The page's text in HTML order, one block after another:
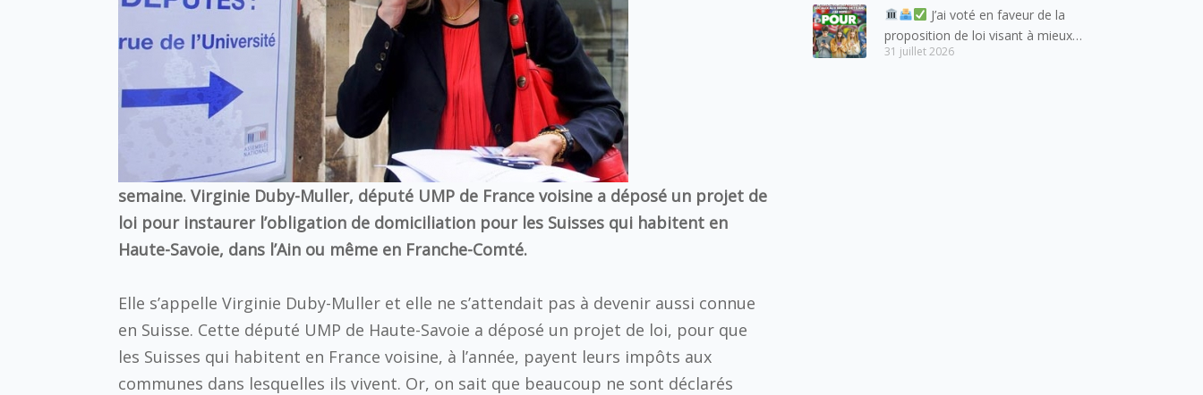
semaine. Virginie Duby-Muller, député UMP de France voisine a déposé un projet de
loi pour instaurer l’obligation de domiciliation pour les Suisses qui habitent en
Haute-Savoie, dans l’Ain ou même en Franche-Comté.
Elle s’appelle Virginie Duby-Muller et elle ne s’attendait pas à devenir aussi connue
en Suisse. Cette député UMP de Haute-Savoie a déposé un projet de loi, pour que
les Suisses qui habitent en France voisine, à l’année, payent leurs impôts aux
communes dans lesquelles ils vivent. Or, on sait que beaucoup ne sont déclarés
J’ai voté en faveur de la
proposition de loi visant à mieux
protéger les mineurs des risques
31 juillet 2026